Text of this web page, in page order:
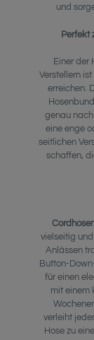
und
Perfekt
Einer der
Verstellern
erreichen.
genau
eine enge
seitlichen
schaffen,
vielseitig
Anlässen
Button-
für einen
mit einem
verleiht
Hose zu